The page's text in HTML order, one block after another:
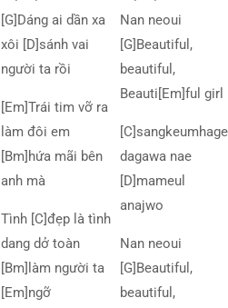
[G]Dáng ai dần xa
xôi [D]sánh vai
người ta rồi
[Em]Trái tim vỡ ra
làm đôi em
[Bm]hứa mãi bên
anh mà
Tình [C]đẹp là tình
dang dở toàn
[Bm]làm người ta
[Em]ngỡ
Nan neoui
[G]Beautiful,
beautiful,
Beauti[Em]ful girl
[C]sangkeumhage
dagawa nae
[D]mameul
anajwo
Nan neoui
[G]Beautiful,
beautiful,